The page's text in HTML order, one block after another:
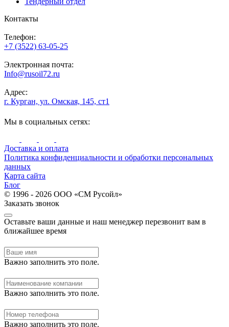
Контакты
Телефон:
+7 (3522) 63-05-25
Электронная почта:
Info@rusoil72.ru
Адрес:
г. Курган, ул. Омская, 145, ст1
Мы в социальных сетях:
Доставка и оплата
Политика конфиденциальности и обработки персональных
данных
Карта сайта
Блог
© 1996 - 2026 ООО «СМ Русойл»
Заказать звонок
Оставьте ваши данные и наш менеджер перезвонит вам в
ближайшее время
Важно заполнить это поле.
Важно заполнить это поле.
Важно заполнить это поле.